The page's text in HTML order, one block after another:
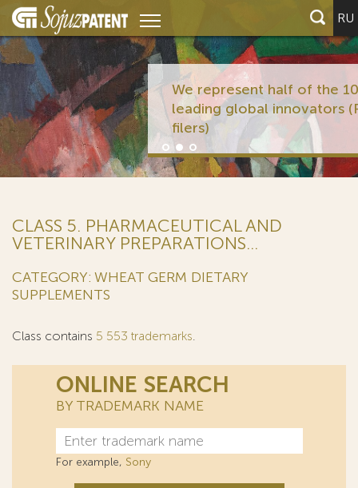
RU
We represent half of the 10
leading global innovators (PCT
filers)
CLASS 5. PHARMACEUTICAL AND
VETERINARY PREPARATIONS...
CATEGORY: WHEAT GERM DIETARY
SUPPLEMENTS
Class contains 5 553 trademarks.
ONLINE SEARCH
BY TRADEMARK NAME
For example, Sony